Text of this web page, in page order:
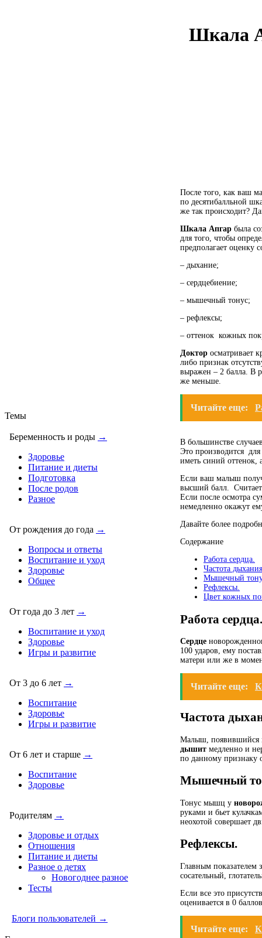
Темы
Беременность и роды →
Здоровье
Питание и диеты
Подготовка
После родов
Разное
От рождения до года →
Вопросы и ответы
Воспитание и уход
Здоровье
Общее
От года до 3 лет →
Воспитание и уход
Здоровье
Игры и развитие
От 3 до 6 лет →
Воспитание
Здоровье
Игры и развитие
От 6 лет и старше →
Воспитание
Здоровье
Родителям →
Здоровье и отдых
Отношения
Питание и диеты
Разное о детях
Новогоднее разное
Тесты
Блоги пользователей →
Шкала
После того, как ваш
по десятибалльной
же так происходит?
Шкала Апгар была
для того, чтобы
предполагает оценку
– дыхание;
– сердцебиение;
– мышечный тонус;
– рефлексы;
– оттенок кожных
Доктор осматривает
либо признак
выражен – 2 балла. В
же меньше.
Читайте еще:
В большинстве
Это производится
иметь синий оттенок,
Если ваш малыш
высший балл.
Если после осмотра
немедленно окажут
Давайте более
Содержание
Работа сердца.
Частота
Мышечный
Рефлексы.
Цвет кожных
Работа сердца.
Сердце
100 ударов, ему
матери или же в
Читайте еще:
Частота
Малыш, появившийся
дышит медленно и
по данному признаку
Мышечный
Тонус мышц у
руками и бьет
неохотой совершает
Рефлексы.
Главным показателем
сосательный,
Если все это
оценивается в 0
Читайте еще: